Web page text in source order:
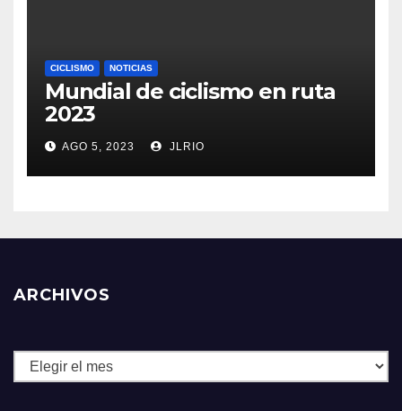
CICLISMO NOTICIAS
Mundial de ciclismo en ruta
2023
AGO 5, 2023 JLRIO
ARCHIVOS
Archivos